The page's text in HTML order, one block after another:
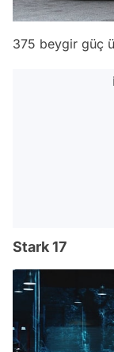
375 beygir güç
Stark 17